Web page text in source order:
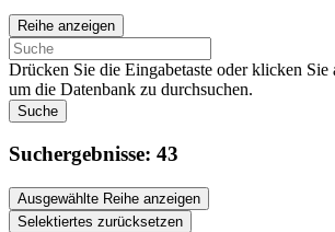
Reihe anzeigen
Drücken Sie die Eingabetaste oder klicken Sie
um die Datenbank zu durchsuchen.
Suche
Suchergebnisse: 43
Ausgewählte Reihe anzeigen
Selektiertes zurücksetzen